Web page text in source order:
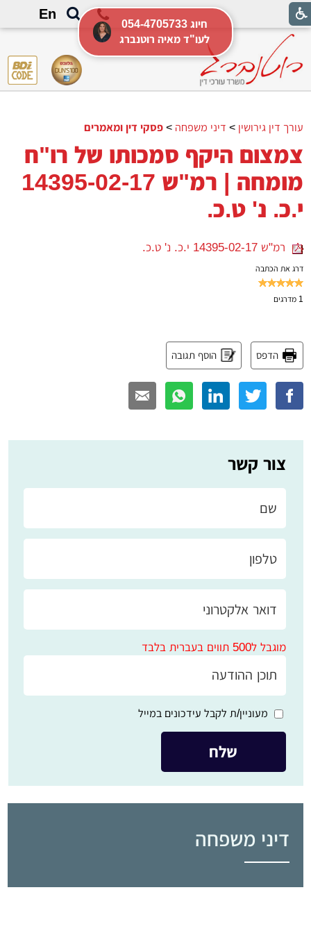
En
צור קשר
מוגבל ל500 תווים בעברית בלבד
מעוניין/ת לקבל עידכונים במייל
דיני משפחה
עורך דין גירושין > דיני משפחה >פסקי דין ומאמרים
צמצום היקף סמכותו של רו"ח
מומחה | רמ"ש 14395-02-17
י.כ. נ' ט.כ.
רמ"ש 14395-02-17 י.כ. נ' ט.כ.
דרג את הכתבה
1 מדרגים
הדפס הוסף תגובה
054-4705733 חיוג
לעו"ד מאיה רוטנברג